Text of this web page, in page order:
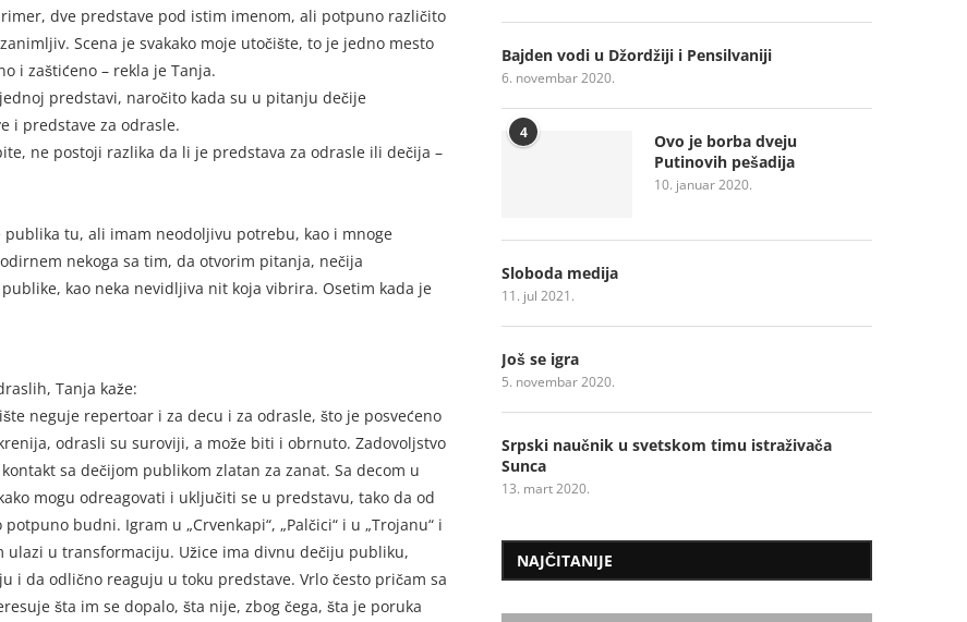
dve predstave pod istim imenom, ali potpuno različito
Scena je svakako moje utočište, to je jedno mesto
i zaštićeno – rekla je Tanja.
predstavi, naročito kada su u pitanju dečije
i predstave za odrasle.
ne postoji razlika da li je predstava za odrasle ili dečija –
tu, ali imam neodoljivu potrebu, kao i mnoge
nekoga sa tim, da otvorim pitanja, nečija
kao neka nevidljiva nit koja vibrira. Osetim kada je
Tanja kaže:
neguje repertoar i za decu i za odrasle, što je posvećeno
odrasli su suroviji, a može biti i obrnuto. Zadovoljstvo
sa dečijom publikom zlatan za zanat. Sa decom u
mogu odreagovati i uključiti se u predstavu, tako da od
budni. Igram u „Crvenkapi“, „Palčici“ i u „Trojanu“ i
u transformaciju. Užice ima divnu dečiju publiku,
i da odlično reaguju u toku predstave. Vrlo često pričam sa
šta im se dopalo, šta nije, zbog čega, šta je poruka
Bajden vodi u Džordžiji i Pensilvaniji
6. novembar 2020.
4
Ovo je borba dveju
Putinovih pešadija
10. januar 2020.
Sloboda medija
11. jul 2021.
Još se igra
5. novembar 2020.
Srpski naučnik u svetskom timu istraživača
Sunca
13. mart 2020.
NAJČITANIJE